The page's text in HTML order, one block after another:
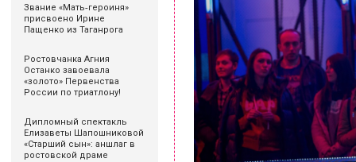
Звание «Мать‑героиня»
присвоено Ирине
Пащенко из Таганрога
Ростовчанка Агния
Останко завоевала
«золото» Первенства
России по триатлону!
Дипломный спектакль
Елизаветы Шапошниковой
«Старший сын»: аншлаг в
ростовской драме